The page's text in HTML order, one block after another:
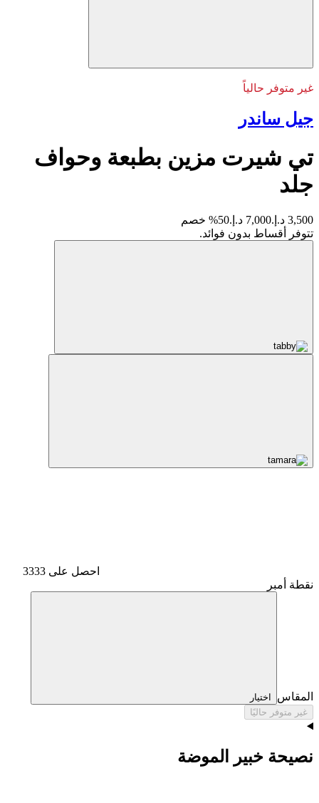
غير متوفر حالياً
جيل ساندر
تي شيرت مزين بطبعة وحواف
جلد
3,500 د.إ. 7,000 د.إ.
50% خصم
تتوفر أقساط بدون فوائد.
احصل على 3333
نقطة أمبر
المقاس
اختيار
غير متوفر حاليًا
نصيحة خبير الموضة